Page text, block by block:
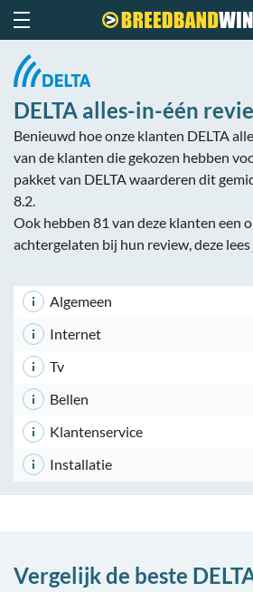
DELTA alles-in-één
Benieuwd hoe onze klanten DELTA
van de klanten die gekozen hebben
pakket van DELTA waarderen dit
8.2.
Ook hebben 81 van deze klanten een
achtergelaten bij hun review, deze
Algemeen
Internet
Tv
Bellen
Klantenservice
Installatie
Vergelijk de beste